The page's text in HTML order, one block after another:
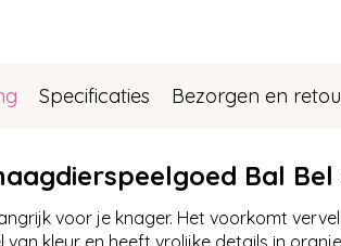
Specificaties Bezorgen en
Bal Bel
voor je knager. Het voorkomt
van kleur en heeft vrolijke details in